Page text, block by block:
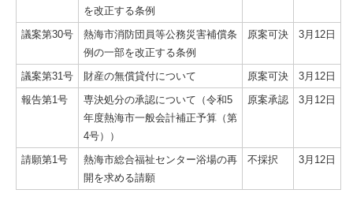
を改正する条例
議案第30号
熱海市消防団員等公務災害補償条
例の一部を改正する条例
原案可決 3月12日
議案第31号 財産の無償貸付について 原案可決
3月12日
報告第1号
専決処分の承認について（令和5
年度熱海市一般会計補正予算（第
4号））
原案承認 3月12日
請願第1号
熱海市総合福祉センター浴場の再
開を求める請願
不採択 3月12日